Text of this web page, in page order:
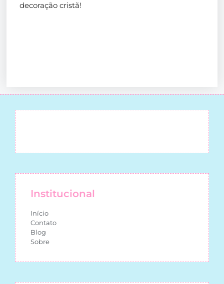
decoração cristã!
Institucional
Início
Contato
Blog
Sobre